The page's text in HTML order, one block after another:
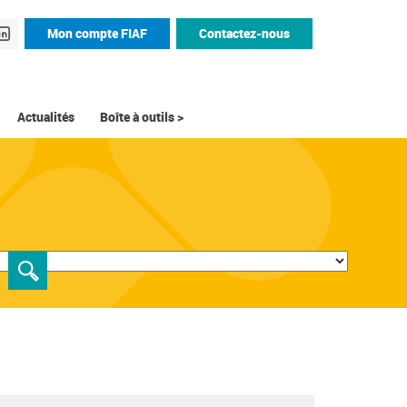
Mon compte FIAF Contactez-nous
Actualités Boîte à outils >